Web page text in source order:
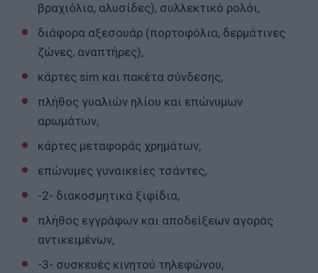
βραχιόλια, αλυσίδες), συλλεκτικό ρολόι,
διάφορα αξεσουάρ (πορτοφόλια, δερμάτινες
ζώνες, αναπτήρες),
κάρτες sim και πακέτα σύνδεσης,
πλήθος γυαλιών ηλίου και επώνυμων
αρωμάτων,
κάρτες μεταφοράς χρημάτων,
επώνυμες γυναικείες τσάντες,
-2- διακοσμητικά ξιφίδια,
πλήθος εγγράφων και αποδείξεων αγοράς
αντικειμένων,
-3- συσκευές κινητού τηλεφώνου,